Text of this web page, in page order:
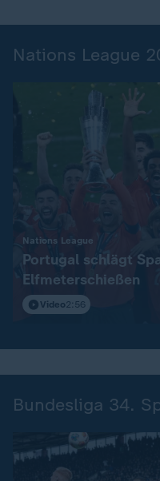
Nations League
Nations League
Portugal schlägt
Elfmeterschießen
Video2:56
Bundesliga 34.